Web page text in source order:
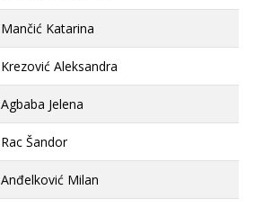
Mančić Katarina
Krezović Aleksandra
Agbaba Jelena
Rac Šandor
Anđelković Milan